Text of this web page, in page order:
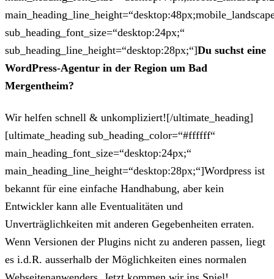
sub_heading_font_size=“desktop:24px;“
sub_heading_line_height=“desktop:28px;“]Du suchst eine
WordPress-Agentur in der Region um Bad
Mergentheim?
Wir helfen schnell & unkompliziert![/ultimate_heading]
[ultimate_heading sub_heading_color=“#ffffff“
main_heading_font_size=“desktop:24px;“
main_heading_line_height=“desktop:28px;“]Wordpress ist
bekannt für eine einfache Handhabung, aber kein
Entwickler kann alle Eventualitäten und
Unverträglichkeiten mit anderen Gegebenheiten erraten.
Wenn Versionen der Plugins nicht zu anderen passen, liegt
es i.d.R. ausserhalb der Möglichkeiten eines normalen